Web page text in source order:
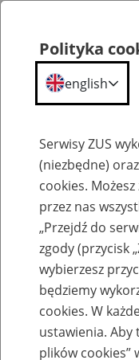
Komunikaty
Polityka
english
Serwisy ZUS
(niezbędne)
cookies.
przez nas
„Przejdź do
zgody (przycisk
wybierzesz
będziemy
cookies. W
ustawienia. Aby
plików cookies”